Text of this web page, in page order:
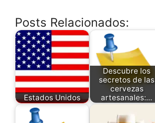
Posts Relacionados:
Estados Unidos
Descubre los
secretos de las
cervezas
artesanales:…